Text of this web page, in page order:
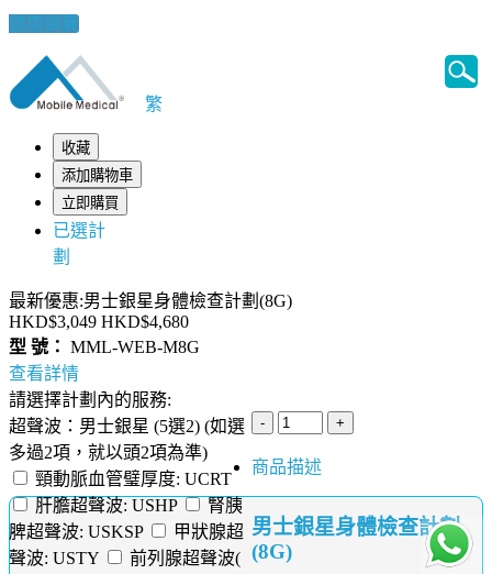
健康錦囊
繁
收藏
添加購物車
立即購買
已選計
劃
最新優惠:男士銀星身體檢查計劃(8G)
HKD$3,049 HKD$4,680
型 號： MML-WEB-M8G
查看詳情
請選擇計劃內的服務:
超聲波：男士銀星 (5選2) (如選
多過2項，就以頭2項為準)
頸動脈血管璧厚度: UCRT
肝膽超聲波: USHP
腎胰
脾超聲波: USKSP
甲狀腺超
聲波: USTY
前列腺超聲波(
商品描述
男士銀星身體檢查計劃
(8G)